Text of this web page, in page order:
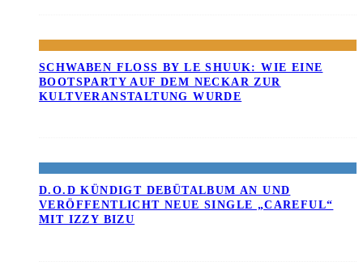
SCHWABEN FLOSS BY LE SHUUK: WIE EINE B
OOTSPARTY AUF DEM NECKAR ZUR K
ULTVERANSTALTUNG WURDE
D.O.D KÜNDIGT DEBÜTALBUM AN UND
VERÖFFENTLICHT NEUE SINGLE „CAREFUL“
MIT IZZY BIZU